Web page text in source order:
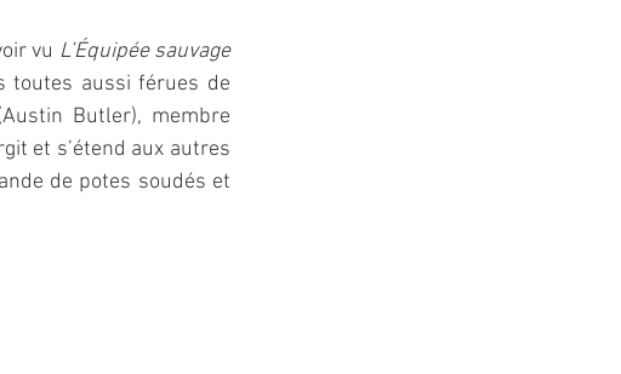
vu L’Équipée sauvage
toutes aussi férues de
Butler), membre
et s’étend aux autres
de potes soudés et